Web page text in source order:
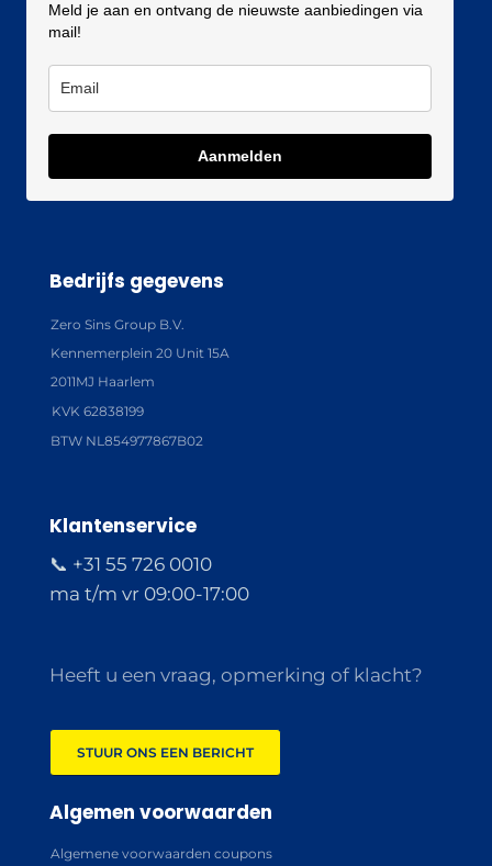
Meld je aan en ontvang de nieuwste aanbiedingen via
mail!
Aanmelden
Bedrijfs gegevens
Zero Sins Group B.V.
Kennemerplein 20 Unit 15A
2011MJ Haarlem
KVK 62838199
BTW NL854977867B02
Klantenservice
📞 +31 55 726 0010
ma t/m vr 09:00-17:00
Heeft u een vraag, opmerking of klacht?
STUUR ONS EEN BERICHT
Algemen voorwaarden
Algemene voorwaarden coupons